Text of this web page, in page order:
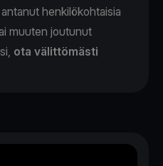
henkilökohtaisia
muuten joutunut
ota välittömästi